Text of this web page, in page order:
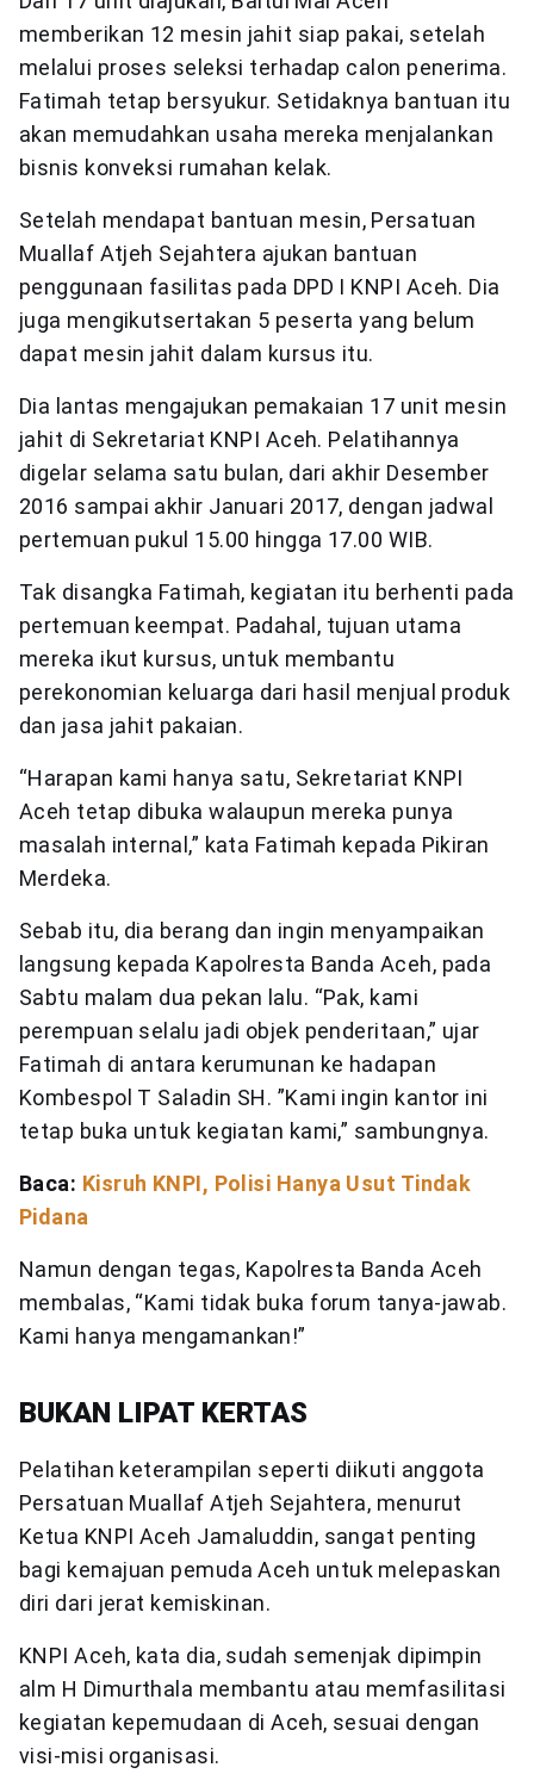
memberikan 12 mesin jahit siap pakai, setelah
melalui proses seleksi terhadap calon penerima.
Fatimah tetap bersyukur. Setidaknya bantuan itu
akan memudahkan usaha mereka menjalankan
bisnis konveksi rumahan kelak.
Setelah mendapat bantuan mesin, Persatuan
Muallaf Atjeh Sejahtera ajukan bantuan
penggunaan fasilitas pada DPD I KNPI Aceh. Dia
juga mengikutsertakan 5 peserta yang belum
dapat mesin jahit dalam kursus itu.
Dia lantas mengajukan pemakaian 17 unit mesin
jahit di Sekretariat KNPI Aceh. Pelatihannya
digelar selama satu bulan, dari akhir Desember
2016 sampai akhir Januari 2017, dengan jadwal
pertemuan pukul 15.00 hingga 17.00 WIB.
Tak disangka Fatimah, kegiatan itu berhenti pada
pertemuan keempat. Padahal, tujuan utama
mereka ikut kursus, untuk membantu
perekonomian keluarga dari hasil menjual produk
dan jasa jahit pakaian.
“Harapan kami hanya satu, Sekretariat KNPI
Aceh tetap dibuka walaupun mereka punya
masalah internal,” kata Fatimah kepada Pikiran
Merdeka.
Sebab itu, dia berang dan ingin menyampaikan
langsung kepada Kapolresta Banda Aceh, pada
Sabtu malam dua pekan lalu. “Pak, kami
perempuan selalu jadi objek penderitaan,” ujar
Fatimah di antara kerumunan ke hadapan
Kombespol T Saladin SH. ”Kami ingin kantor ini
tetap buka untuk kegiatan kami,” sambungnya.
Baca: Kisruh KNPI, Polisi Hanya Usut Tindak
Pidana
Namun dengan tegas, Kapolresta Banda Aceh
membalas, “Kami tidak buka forum tanya-jawab.
Kami hanya mengamankan!”
BUKAN LIPAT KERTAS
Pelatihan keterampilan seperti diikuti anggota
Persatuan Muallaf Atjeh Sejahtera, menurut
Ketua KNPI Aceh Jamaluddin, sangat penting
bagi kemajuan pemuda Aceh untuk melepaskan
diri dari jerat kemiskinan.
KNPI Aceh, kata dia, sudah semenjak dipimpin
alm H Dimurthala membantu atau memfasilitasi
kegiatan kepemudaan di Aceh, sesuai dengan
visi-misi organisasi.